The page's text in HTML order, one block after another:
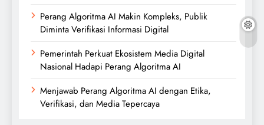
Perang Algoritma AI Makin Kompleks, Publik
Diminta Verifikasi Informasi Digital
Pemerintah Perkuat Ekosistem Media Digital
Nasional Hadapi Perang Algoritma AI
Menjawab Perang Algoritma AI dengan Etika,
Verifikasi, dan Media Tepercaya